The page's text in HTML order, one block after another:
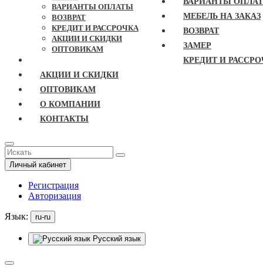
ВАРИАНТЫ ОПЛАТЫ
ВОЗВРАТ
КРЕДИТ И РАССРОЧКА
АКЦИИ И СКИДКИ
ОПТОВИКАМ
МЕБЕЛЬ НА ЗАКАЗ
ВОЗВРАТ
ЗАМЕР
КРЕДИТ И
АКЦИИ И СКИДКИ
ОПТОВИКАМ
О КОМПАНИИ
КОНТАКТЫ
Личный кабинет
Регистрация
Авторизация
Язык: ru-ru
Русский язык